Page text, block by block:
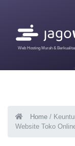
Web Hosting Murah &
Home /
Website Toko